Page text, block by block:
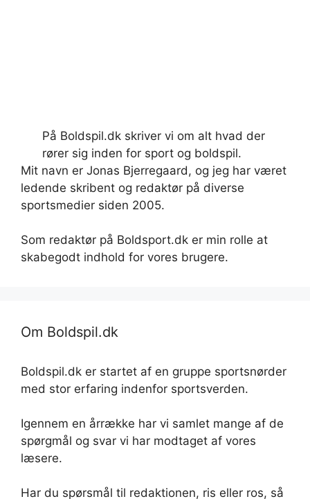
På Boldspil.dk skriver vi om alt hvad der
rører sig inden for sport og boldspil.
Mit navn er Jonas Bjerregaard, og jeg har været
ledende skribent og redaktør på diverse
sportsmedier siden 2005.
Som redaktør på Boldsport.dk er min rolle at
skabegodt indhold for vores brugere.
Om Boldspil.dk
Boldspil.dk er startet af en gruppe sportsnørder
med stor erfaring indenfor sportsverden.
Igennem en årrække har vi samlet mange af de
spørgmål og svar vi har modtaget af vores
læsere.
Har du spørsmål til redaktionen, ris eller ros, så